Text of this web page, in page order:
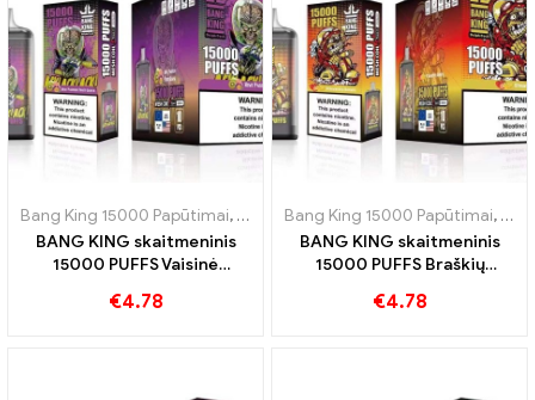
Bang King 15000 Papūtimai, Vienkartinės elektroninės cigaretės
BANG KING skaitmeninis
15000 PUFFS Vaisinė
gvajavos
€4.78
Bang King 15000 Papūtimai,
BANG KING skaitmeninis
15000 PUFFS Braškių
skonis
€4.78